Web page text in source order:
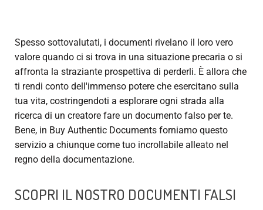
Spesso sottovalutati, i documenti rivelano il loro vero
valore quando ci si trova in una situazione precaria o si
affronta la straziante prospettiva di perderli. È allora che
ti rendi conto dell'immenso potere che esercitano sulla
tua vita, costringendoti a esplorare ogni strada alla
ricerca di un creatore fare un documento falso per te.
Bene, in Buy Authentic Documents forniamo questo
servizio a chiunque come tuo incrollabile alleato nel
regno della documentazione.
SCOPRI IL NOSTRO DOCUMENTI FALSI